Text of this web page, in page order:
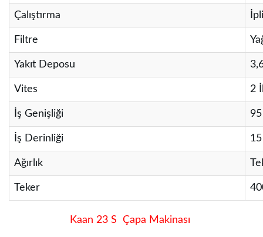
Çalıştırma İpli
Filtre
Yakıt Deposu
Vites 2
İş Genişliği
İş Derinliği
Ağırlık
Teker
Kaan 23 S Çapa Makinası